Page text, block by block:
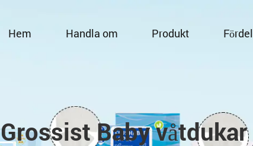
Hem Handla om Produkt Fördel
Grossist Baby våtdukar